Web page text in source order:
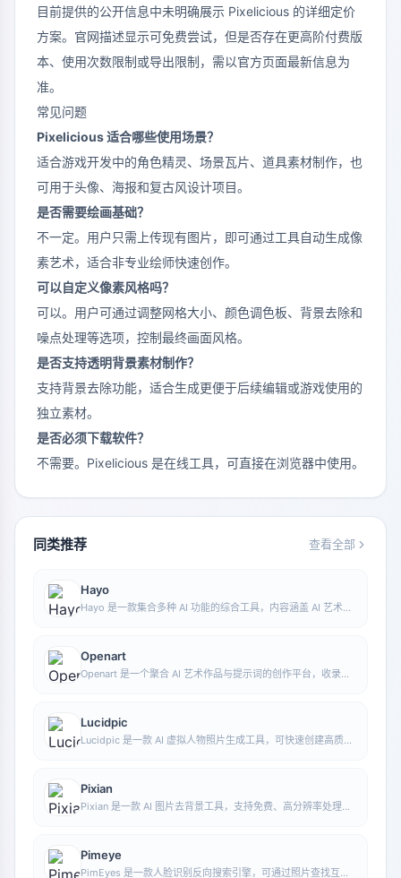
目前提供的公开信息中未明确展示 Pixelicious 的详细定价
方案。官网描述显示可免费尝试，但是否存在更高阶付费版
本、使用次数限制或导出限制，需以官方页面最新信息为
准。
常见问题
Pixelicious 适合哪些使用场景？
适合游戏开发中的角色精灵、场景瓦片、道具素材制作，也
可用于头像、海报和复古风设计项目。
是否需要绘画基础？
不一定。用户只需上传现有图片，即可通过工具自动生成像
素艺术，适合非专业绘师快速创作。
可以自定义像素风格吗？
可以。用户可通过调整网格大小、颜色调色板、背景去除和
噪点处理等选项，控制最终画面风格。
是否支持透明背景素材制作？
支持背景去除功能，适合生成更便于后续编辑或游戏使用的
独立素材。
是否必须下载软件？
不需要。Pixelicious 是在线工具，可直接在浏览器中使用。
同类推荐 查看全部
Hayo
Hayo 是一款集合多种 AI 功能的综合工具，内容涵盖 AI 艺术、
Openart
Openart 是一个聚合 AI 艺术作品与提示词的创作平台，收录大
Lucidpic
Lucidpic 是一款 AI 虚拟人物照片生成工具，可快速创建高质量
Pixian
Pixian 是一款 AI 图片去背景工具，支持免费、高分辨率处理，
Pimeye
PimEyes 是一款人脸识别反向搜索引擎，可通过照片查找互联